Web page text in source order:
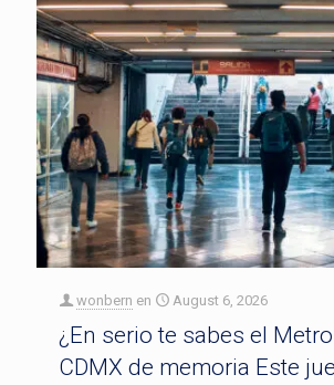
wonbern en August 6, 2026
¿En serio te sabes el
CDMX de memoria Este